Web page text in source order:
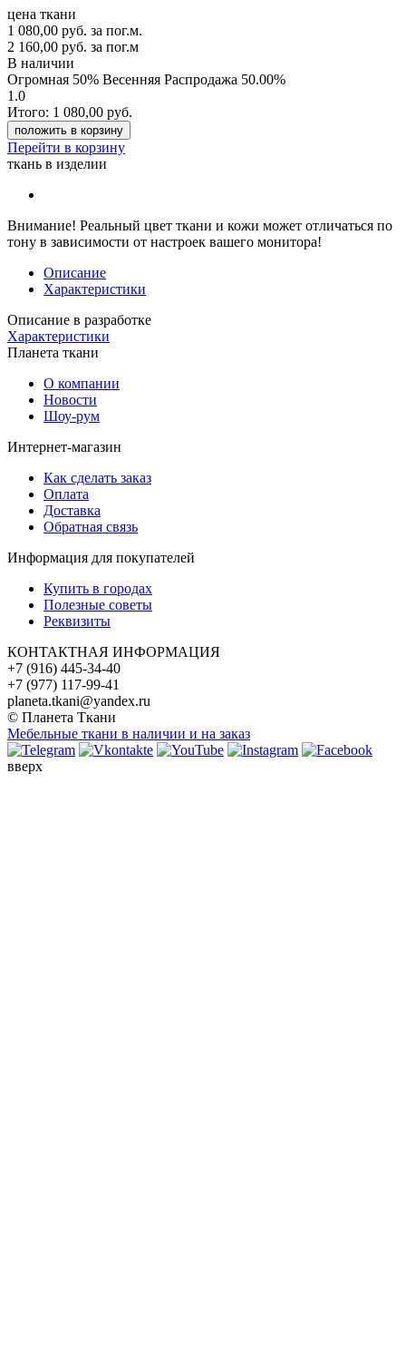
цена ткани
1 080,00 руб. за пог.м.
2 160,00 руб. за пог.м
В наличии
Огромная 50% Весенняя Распродажа 50.00%
1.0
Итого: 1 080,00 руб.
положить в корзину
Перейти в корзину
ткань в изделии
Внимание! Реальный цвет ткани и кожи может отличаться по
тону в зависимости от настроек вашего монитора!
Описание
Характеристики
Описание в разработке
Характеристики
Планета ткани
О компании
Новости
Шоу-рум
Интернет-магазин
Как сделать заказ
Оплата
Доставка
Обратная связь
Информация для покупателей
Купить в городах
Полезные советы
Реквизиты
КОНТАКТНАЯ ИНФОРМАЦИЯ
+7 (916) 445-34-40
+7 (977) 117-99-41
planeta.tkani@yandex.ru
© Планета Ткани
Мебельные ткани в наличии и на заказ
вверх